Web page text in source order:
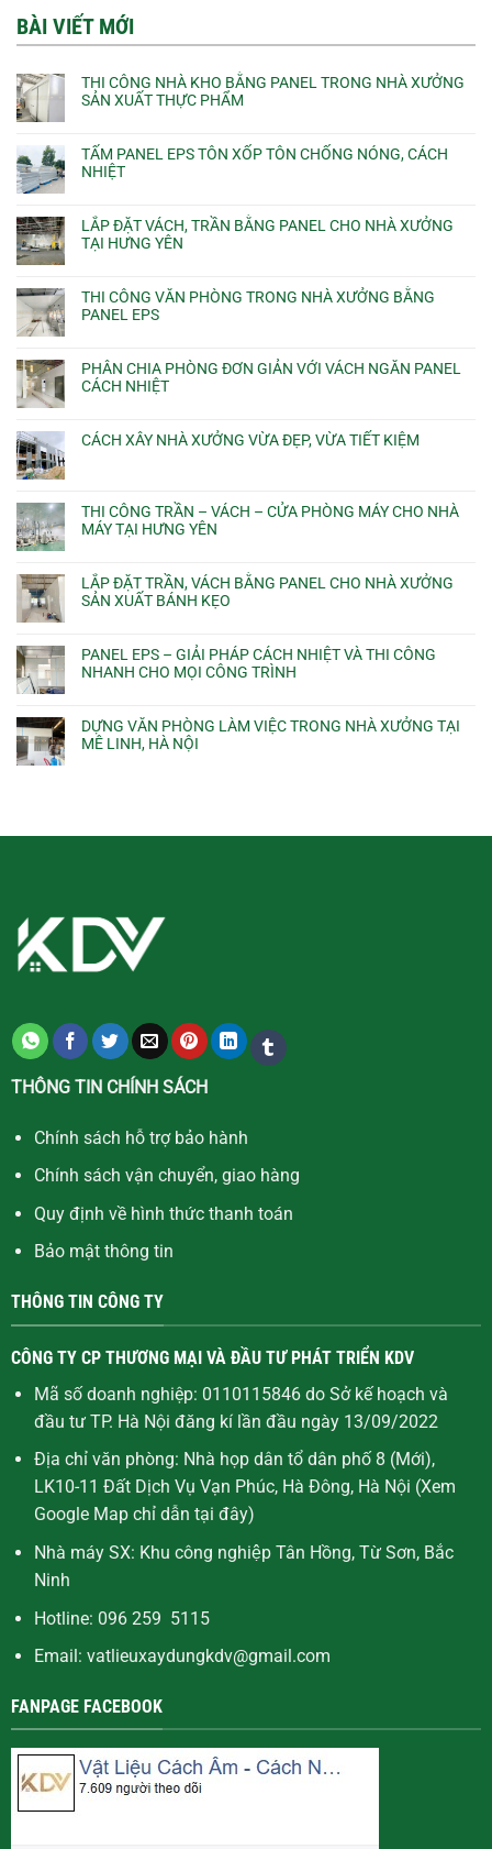
BÀI VIẾT MỚI
THI CÔNG NHÀ KHO BẰNG PANEL TRONG NHÀ XƯỞNG
SẢN XUẤT THỰC PHẨM
TẤM PANEL EPS TÔN XỐP TÔN CHỐNG NÓNG, CÁCH
NHIỆT
LẮP ĐẶT VÁCH, TRẦN BẰNG PANEL CHO NHÀ XƯỞNG
TẠI HƯNG YÊN
THI CÔNG VĂN PHÒNG TRONG NHÀ XƯỞNG BẰNG
PANEL EPS
PHÂN CHIA PHÒNG ĐƠN GIẢN VỚI VÁCH NGĂN PANEL
CÁCH NHIỆT
CÁCH XÂY NHÀ XƯỞNG VỪA ĐẸP, VỪA TIẾT KIỆM
THI CÔNG TRẦN – VÁCH – CỬA PHÒNG MÁY CHO NHÀ
MÁY TẠI HƯNG YÊN
LẮP ĐẶT TRẦN, VÁCH BẰNG PANEL CHO NHÀ XƯỞNG
SẢN XUẤT BÁNH KẸO
PANEL EPS – GIẢI PHÁP CÁCH NHIỆT VÀ THI CÔNG
NHANH CHO MỌI CÔNG TRÌNH
DỰNG VĂN PHÒNG LÀM VIỆC TRONG NHÀ XƯỞNG TẠI
MÊ LINH, HÀ NỘI
THÔNG TIN CHÍNH SÁCH
Chính sách hỗ trợ bảo hành
Chính sách vận chuyển, giao hàng
Quy định về hình thức thanh toán
Bảo mật thông tin
THÔNG TIN CÔNG TY
CÔNG TY CP THƯƠNG MẠI VÀ ĐẦU TƯ PHÁT TRIỂN KDV
Mã số doanh nghiệp: 0110115846 do Sở kế hoạch và
đầu tư TP. Hà Nội đăng kí lần đầu ngày 13/09/2022
Địa chỉ văn phòng: Nhà họp dân tổ dân phố 8 (Mới),
LK10-11 Đất Dịch Vụ Vạn Phúc, Hà Đông, Hà Nội (Xem
Google Map chỉ dẫn tại đây)
Nhà máy SX: Khu công nghiệp Tân Hồng, Từ Sơn, Bắc
Ninh
Hotline: 096 259 5115
Email: vatlieuxaydungkdv@gmail.com
FANPAGE FACEBOOK